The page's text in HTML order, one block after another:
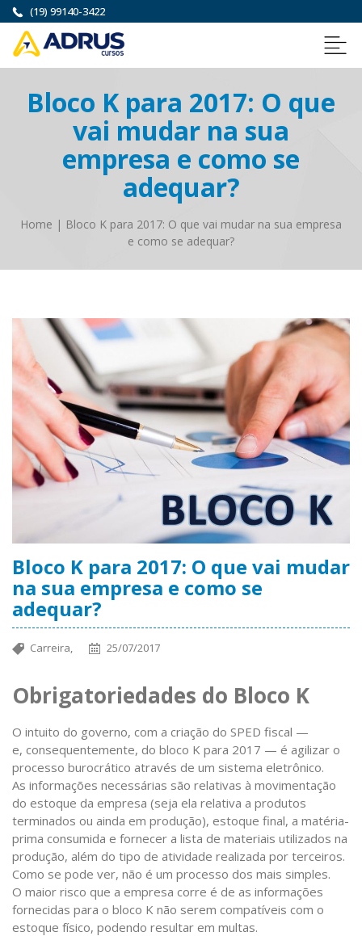
(19) 99140-3422
Bloco K para 2017: O que
vai mudar na sua
empresa e como se
adequar?
Home | Bloco K para 2017: O que vai mudar na sua empresa
e como se adequar?
Bloco K para 2017: O que vai mudar
na sua empresa e como se
adequar?
Carreira, 25/07/2017
Obrigatoriedades do Bloco K
O intuito do governo, com a criação do SPED fiscal —
e, consequentemente, do bloco K para 2017 — é agilizar o
processo burocrático através de um sistema eletrônico.
As informações necessárias são relativas à movimentação
do estoque da empresa (seja ela relativa a produtos
terminados ou ainda em produção), estoque final, a matéria-
prima consumida e fornecer a lista de materiais utilizados na
produção, além do tipo de atividade realizada por terceiros.
Como se pode ver, não é um processo dos mais simples.
O maior risco que a empresa corre é de as informações
fornecidas para o bloco K não serem compatíveis com o
estoque físico, podendo resultar em multas.